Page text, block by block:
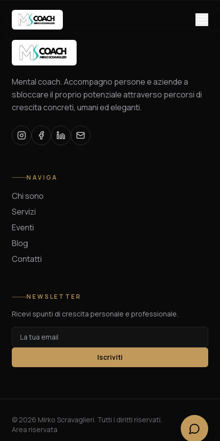
Mental coach. Accompagno persone e aziende a
sbloccare il proprio potenziale attraverso percorsi di
crescita concreti, umani ed eleganti.
NAVIGA
Chi sono
Servizi
Eventi
Blog
Contatti
NEWSLETTER
Ricevi spunti di crescita personale e professionale.
Iscriviti
© 2026 Mirko Scravaglieri. Tutti i diritti riservati.
Area riservata